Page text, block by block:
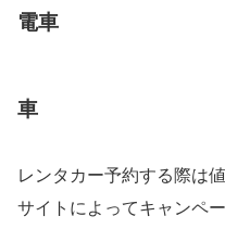
電車
車
レンタカー予約する際は
サイトによってキャンペ